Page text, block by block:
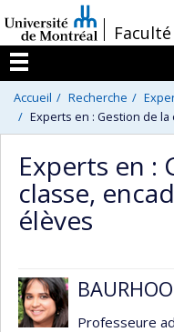
au
contenu
/
Menu
Accueil Recherche
Experts en : Gestion de
Experts en :
classe,
élèves
Professeure